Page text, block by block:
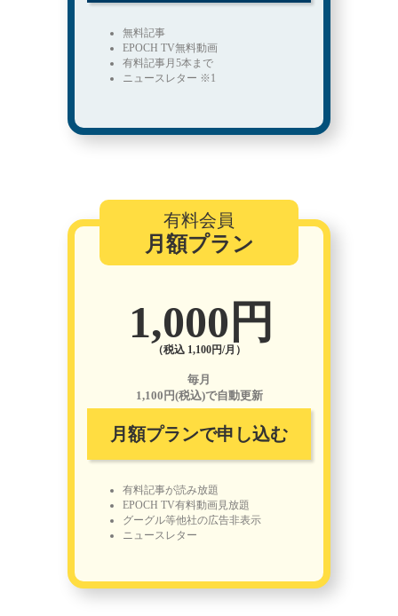
無料記事
EPOCH TV無料動画
有料記事月5本まで
ニュースレター ※1
有料会員
月額プラン
1,000円
（税込 1,100円/月）
毎月
1,100円(税込)で自動更新
月額プランで申し込む
有料記事が読み放題
EPOCH TV有料動画見放題
グーグル等他社の広告非表示
ニュースレター